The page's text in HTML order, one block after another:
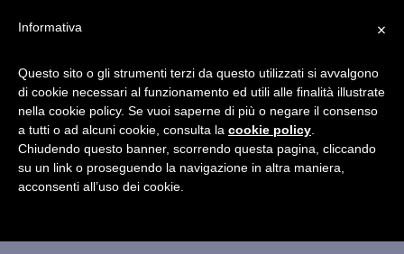
festa-della-befana-5-
mob
×
Informativa
Questo sito o gli strumenti terzi da questo utilizzati si avvalgono
di cookie necessari al funzionamento ed utili alle finalità illustrate
nella cookie policy. Se vuoi saperne di più o negare il consenso
a tutti o ad alcuni cookie, consulta la cookie policy
Chiudendo questo banner, scorrendo questa pagina, cliccando
su un link o proseguendo la navigazione in altra maniera,
acconsenti all’uso dei cookie.